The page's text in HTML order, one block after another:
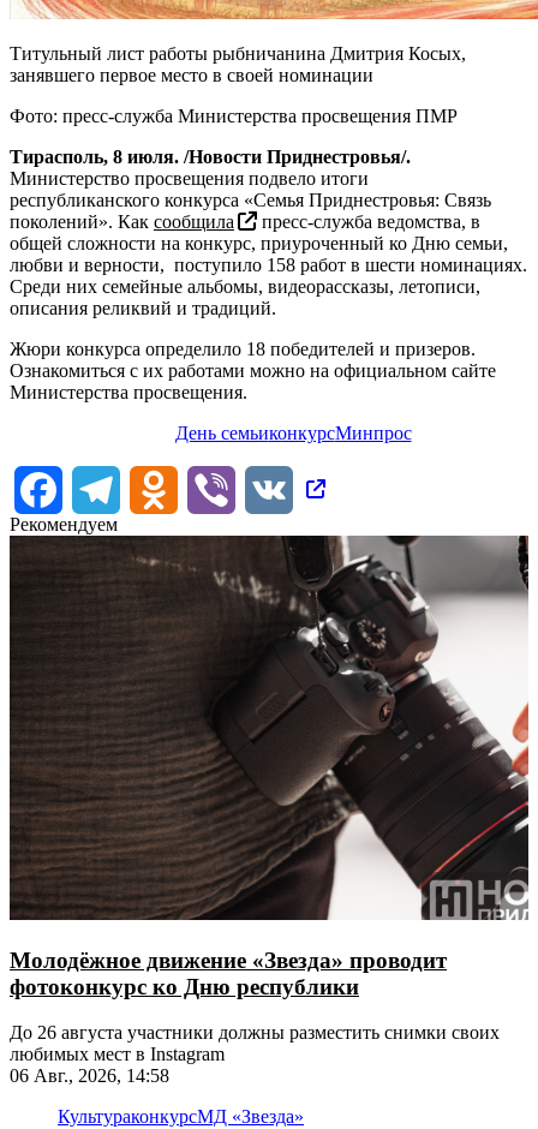
Титульный лист работы рыбничанина Дмитрия Косых,
занявшего первое место в своей номинации
Фото: пресс-служба Министерства просвещения ПМР
Тирасполь, 8 июля. /Новости Приднестровья/.
Министерство просвещения подвело итоги
республиканского конкурса «Семья Приднестровья: Связь
поколений». Как сообщила
пресс-служба ведомства, в
общей сложности на конкурс, приуроченный ко Дню семьи,
любви и верности, поступило 158 работ в шести номинациях.
Среди них семейные альбомы, видеорассказы, летописи,
описания реликвий и традиций.
Жюри конкурса определило 18 победителей и призеров.
Ознакомиться с их работами можно на официальном сайте
Министерства просвещения.
День семьиконкурсМинпрос
FacebookTelegram Odnoklassniki
Viber
VK
Рекомендуем
Молодёжное движение «Звезда» проводит
фотоконкурс ко Дню республики
До 26 августа участники должны разместить снимки своих
любимых мест в Instagram
06 Авг., 2026, 14:58
КультураконкурсМД «Звезда»